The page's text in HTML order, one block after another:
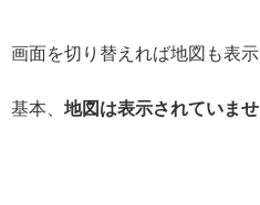
画面を切り替えれば地図も表示
基本、 地図は表示されていま